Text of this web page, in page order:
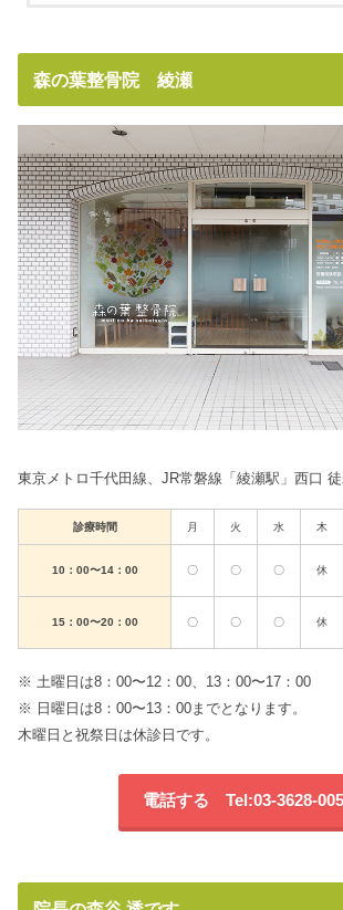
森の葉整骨院 綾瀬
東京メトロ千代田線、JR常磐線「綾瀬駅」西口
診療時間 月 火 水 木
10：00〜14：00 〇 〇 〇 休
15：00〜20：00 〇 〇 〇 休
※ 土曜日は8：00〜12：00、13：00〜17：00
※ 日曜日は8：00〜13：00までとなります。
木曜日と祝祭日は休診日です。
電話する Tel:03-3628-